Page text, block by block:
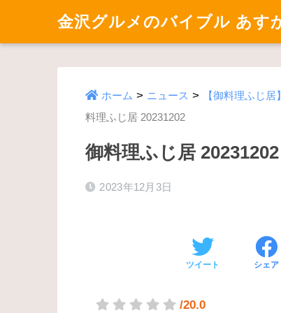
金沢グルメのバイブル あす
ホーム > ニュース > 【御料理ふじ
料理ふじ居 20231202
御料理ふじ居 20231202
2023年12月3日
ツイート シェア
/20.0